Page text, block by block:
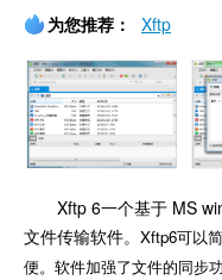
为您推荐： Xftp
Xftp 6一个基于 MS
文件传输软件。 Xftp6可以
便。软件加强了文件的同步